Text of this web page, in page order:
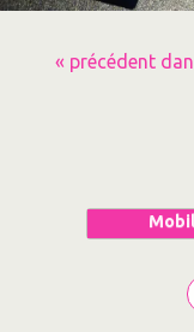
« précédent